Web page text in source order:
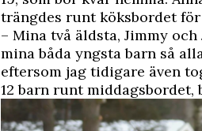
trängdes runt köksbordet
– Mina två äldsta, Jimmy
mina båda yngsta barn så
eftersom jag tidigare även
12 barn runt